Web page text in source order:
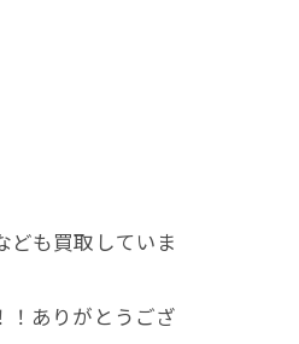
も買取していま
！ありがとうござ